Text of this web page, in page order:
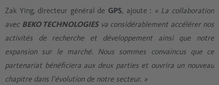
Zak Ying, directeur général de GPS, ajoute : « La collaboration
avec BEKO TECHNOLOGIESva considérablement accélérer nos
activités de recherche et développement ainsi que notre
expansion sur le marché. Nous sommes convaincus que ce
partenariat bénéficiera aux deux parties et ouvrira un nouveau
chapitre dans l’évolution de notre secteur. »